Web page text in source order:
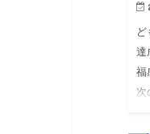
達
福
次